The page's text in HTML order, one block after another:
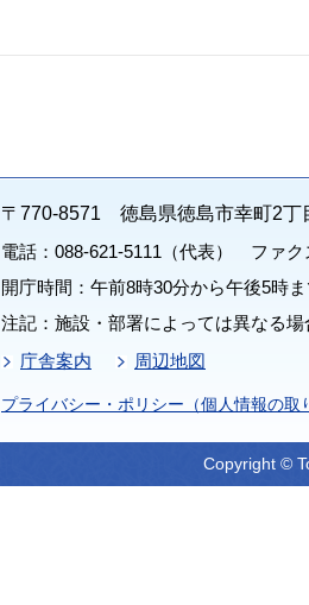
〒770-8571 徳島県徳島市幸町2丁
電話：088-621-5111（代表） ファク
開庁時間：午前8時30分から午後5時
注記：施設・部署によっては異なる
庁舎案内
周辺地図
プライバシー・ポリシー（個人情報の取
Copyright ©